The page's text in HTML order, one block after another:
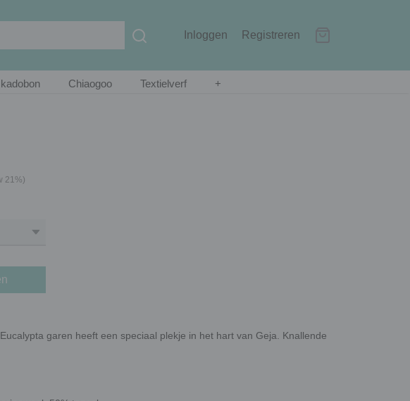
Inloggen Registreren
kadobon Chiaogoo Textielverf +
21%)
garen heeft een speciaal plekje in het hart van Geja. Knallende